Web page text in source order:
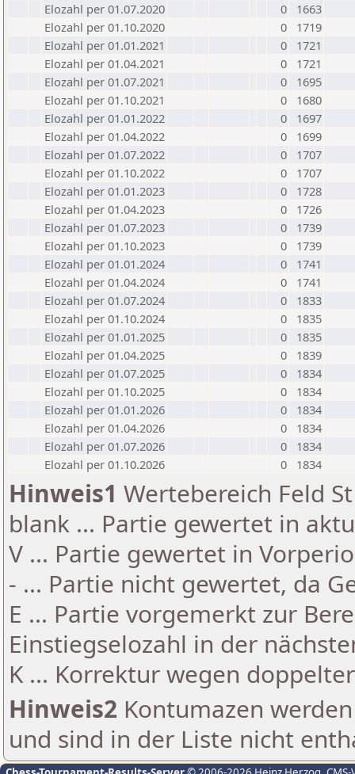
Elozahl per 01.07.2020
0
1663
Elozahl per 01.10.2020
0
1719
Elozahl per 01.01.2021
0
1721
Elozahl per 01.04.2021
0
1721
Elozahl per 01.07.2021
0
1695
Elozahl per 01.10.2021
0
1680
Elozahl per 01.01.2022
0
1697
Elozahl per 01.04.2022
0
1699
Elozahl per 01.07.2022
0
1707
Elozahl per 01.10.2022
0
1707
Elozahl per 01.01.2023
0
1728
Elozahl per 01.04.2023
0
1726
Elozahl per 01.07.2023
0
1739
Elozahl per 01.10.2023
0
1739
Elozahl per 01.01.2024
0
1741
Elozahl per 01.04.2024
0
1741
Elozahl per 01.07.2024
0
1833
Elozahl per 01.10.2024
0
1835
Elozahl per 01.01.2025
0
1835
Elozahl per 01.04.2025
0
1839
Elozahl per 01.07.2025
0
1834
Elozahl per 01.10.2025
0
1834
Elozahl per 01.01.2026
0
1834
Elozahl per 01.04.2026
0
1834
Elozahl per 01.07.2026
0
1834
Elozahl per 01.10.2026
0 1834
Hinweis1 Wertebereich Feld
blank ... Partie gewertet in
V ... Partie gewertet in
- ... Partie nicht gewertet, da
E ... Partie vorgemerkt zur
Einstiegselozahl in der
K ... Korrektur wegen
Hinweis2 Kontumazen
und sind in der Liste nicht